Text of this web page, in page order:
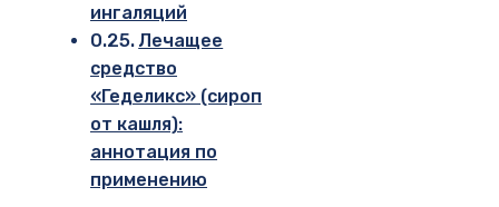
ингаляций
Лечащее
средство
«Геделикс» (сироп
от кашля):
аннотация по
применению